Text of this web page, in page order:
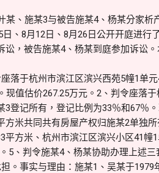
某、施某3与被告施某4、杨某分家
、8月12日、8月26日公开开庭进
讼，被告施某4、杨某到庭参加诉讼
落于杭州市滨江区滨兴西苑5幢1单
现值估价267.25万元。2、判令座落
3登记所有，登记比例为33％和67％
方米共同共有房屋产权归施某2单独
平方米、杭州市滨江区滨兴小区41
5、判令施某4、杨某协助办理上述
。事实与理由：施某1、吴某于